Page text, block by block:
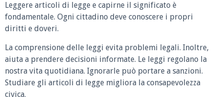
Leggere articoli di legge e capirne il significato è
fondamentale. Ogni cittadino deve conoscere i propri
diritti e doveri.
La comprensione delle leggi evita problemi legali. Inoltre,
aiuta a prendere decisioni informate. Le leggi regolano la
nostra vita quotidiana. Ignorarle può portare a sanzioni.
Studiare gli articoli di legge migliora la consapevolezza
civica.